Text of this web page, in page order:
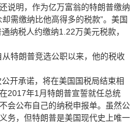
明，作为亿万富翁的特朗普缴纳
需缴纳比他高得多的税款”。美国
纳税人约缴纳1.22万美元税款，
特朗普竞选公职以来，他的税收
承诺，将在美国国税局结束相
2017年1月特朗普宣誓就任总统
会公布自己的纳税申报单。虽然公
务，但特朗普是美国现代史上唯一